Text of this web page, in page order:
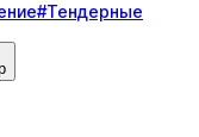
#Тендерные